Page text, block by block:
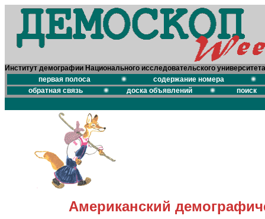
Институт демографии Национального исследовательского
первая полоса
содержание номера
обратная связь
доска объявлений поиск
Американский